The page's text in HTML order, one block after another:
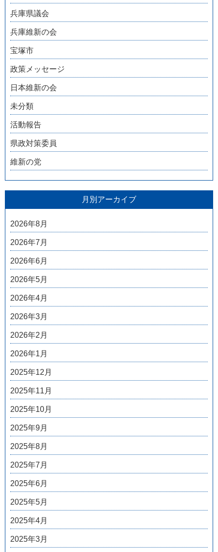
兵庫県議会
兵庫維新の会
宝塚市
政策メッセージ
日本維新の会
未分類
活動報告
県政対策委員
維新の党
月別アーカイブ
2026年8月
2026年7月
2026年6月
2026年5月
2026年4月
2026年3月
2026年2月
2026年1月
2025年12月
2025年11月
2025年10月
2025年9月
2025年8月
2025年7月
2025年6月
2025年5月
2025年4月
2025年3月